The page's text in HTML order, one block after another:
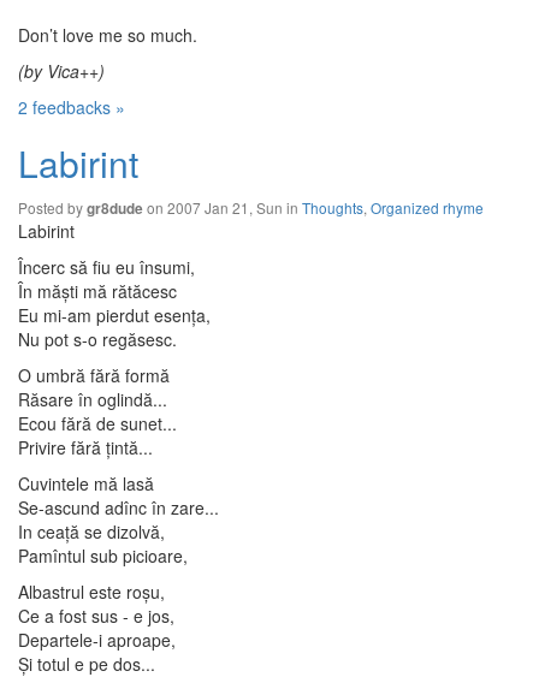
Don’t love me so much.
(by Vica++)
2 feedbacks »
Labirint
Posted bygr8dudeon 2007 Jan 21, Sun in Thoughts, Organized rhyme
Labirint
Încerc să fiu eu însumi,
În măşti mă rătăcesc
Eu mi-am pierdut esenţa,
Nu pot s-o regăsesc.
O umbră fără formă
Răsare în oglindă...
Ecou fără de sunet...
Privire fără ţintă...
Cuvintele mă lasă
Se-ascund adînc în zare...
In ceaţă se dizolvă,
Pamîntul sub picioare,
Albastrul este roşu,
Ce a fost sus - e jos,
Departele-i aproape,
Şi totul e pe dos...